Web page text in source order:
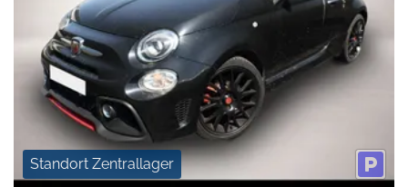
Standort Zentrallager